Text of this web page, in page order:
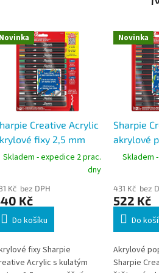
Novinka
Creative Acrylic
fixy 2,5 mm
kulatý hrot 12 barev
Skladem - expedice 2 prac.
dny
Kč bez DPH
Kč
Do košíku
fixy Sharpie
Acrylic s kulatým
Novinka
Sharpie
akrylové
mm
Skladem
431 Kč bez
522 Kč
Do
Akrylové
Sharpie